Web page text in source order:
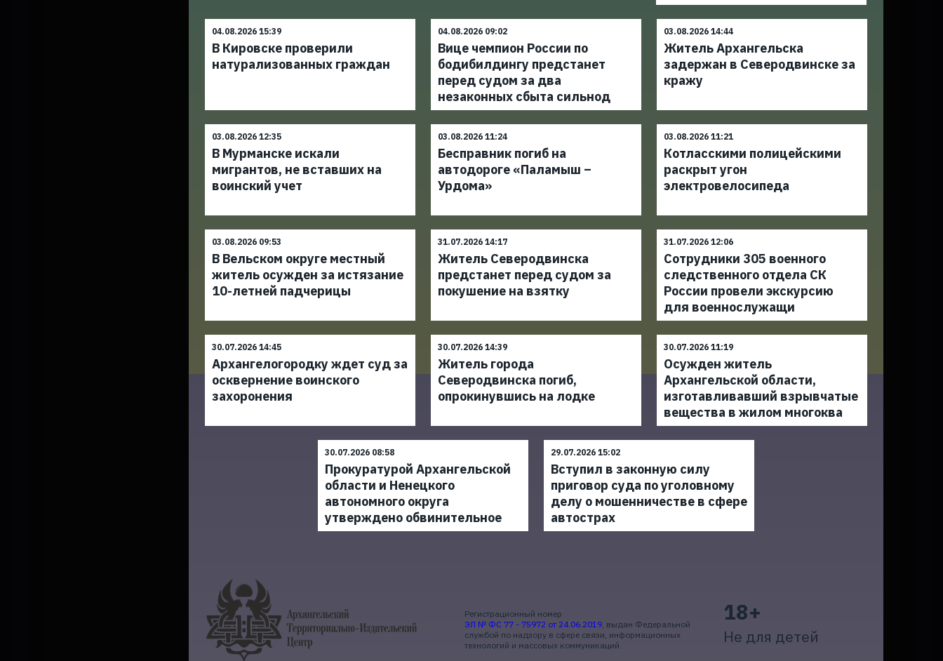
04.08.2026 15:39
В Кировске проверили
натурализованных граждан
04.08.2026 09:02
Вице чемпион России по
бодибилдингу предстанет
перед судом за два
незаконных сбыта сильнод
03.08.2026 14:44
Житель Архангельска
задержан в Северодвинске за
кражу
03.08.2026 12:35
В Мурманске искали
мигрантов, не вставших на
воинский учет
03.08.2026 11:24
Бесправник погиб на
автодороге «Паламыш –
Урдома»
03.08.2026 11:21
Котласскими полицейскими
раскрыт угон
электровелосипеда
03.08.2026 09:53
В Вельском округе местный
житель осужден за истязание
10-летней падчерицы
31.07.2026 14:17
Житель Северодвинска
предстанет перед судом за
покушение на взятку
31.07.2026 12:06
Сотрудники 305 военного
следственного отдела СК
России провели экскурсию
для военнослужащи
30.07.2026 14:45
Архангелогородку ждет суд за
осквернение воинского
захоронения
30.07.2026 14:39
Житель города
Северодвинска погиб,
опрокинувшись на лодке
30.07.2026 11:19
Осужден житель
Архангельской области,
изготавливавший взрывчатые
вещества в жилом многоква
30.07.2026 08:58
Прокуратурой Архангельской
области и Ненецкого
автономного округа
утверждено обвинительное
29.07.2026 15:02
Вступил в законную силу
приговор суда по уголовному
делу о мошенничестве в сфере
автострах
Регистрационный номер
ЭЛ № ФС 77 - 75972 от 24.06.2019, выдан Федеральной
службой по надзору в сфере связи, информационных
технологий и массовых коммуникаций.
18+
Не для детей